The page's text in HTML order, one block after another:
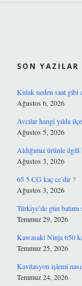
SON YAZILAR
Kulak neden saat gibi
Ağustos 6, 2026
Avcılar hangi yılda
Ağustos 5, 2026
Aldığımız ürünle
Ağustos 3, 2026
65 5 CG kaç cc’dir ?
Ağustos 3, 2026
Türkiye’de gün
Temmuz 29, 2026
Kawasaki Ninja 650
Temmuz 25, 2026
Kavitasyon işlemi
Temmuz 24, 2026